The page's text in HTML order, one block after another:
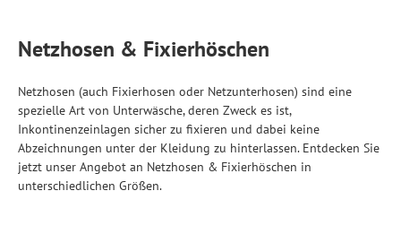
Netzhosen & Fixierhöschen
Netzhosen (auch Fixierhosen oder Netzunterhosen) sind eine
spezielle Art von Unterwäsche, deren Zweck es ist,
Inkontinenzeinlagen sicher zu fixieren und dabei keine
Abzeichnungen unter der Kleidung zu hinterlassen. Entdecken Sie
jetzt unser Angebot an Netzhosen & Fixierhöschen in
unterschiedlichen Größen.